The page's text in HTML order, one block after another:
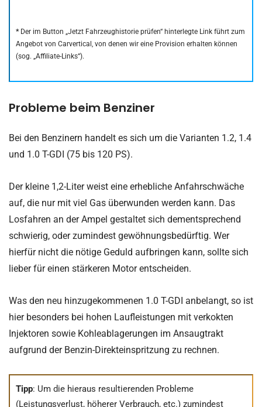
*Der im Button „Jetzt Fahrzeughistorie prüfen“ hinterlegte Link führt zum
Angebot von Carvertical, von denen wir eine Provision erhalten können
(sog. „Affiliate-Links“).
Probleme beim Benziner
Bei den Benzinern handelt es sich um die Varianten 1.2, 1.4
und 1.0 T-GDI (75 bis 120 PS).
Der kleine 1,2-Liter weist eine erhebliche Anfahrschwäche
auf, die nur mit viel Gas überwunden werden kann. Das
Losfahren an der Ampel gestaltet sich dementsprechend
schwierig, oder zumindest gewöhnungsbedürftig. Wer
hierfür nicht die nötige Geduld aufbringen kann, sollte sich
lieber für einen stärkeren Motor entscheiden.
Was den neu hinzugekommenen 1.0 T-GDI anbelangt, so ist
hier besonders bei hohen Laufleistungen mit verkokten
Injektoren sowie Kohleablagerungen im Ansaugtrakt
aufgrund der Benzin-Direkteinspritzung zu rechnen.
Tipp: Um die hieraus resultierenden Probleme
(Leistungsverlust, höherer Verbrauch, etc.) zumindest